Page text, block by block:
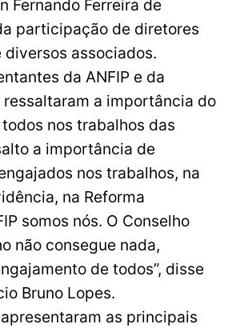
Fernando Ferreira de
participação de diretores
diversos associados.
da ANFIP e da
ressaltaram a importância do
nos trabalhos das
a importância de
nos trabalhos, na
na Reforma
somos nós. O Conselho
não consegue nada,
de todos”, disse
Bruno Lopes.
as principais